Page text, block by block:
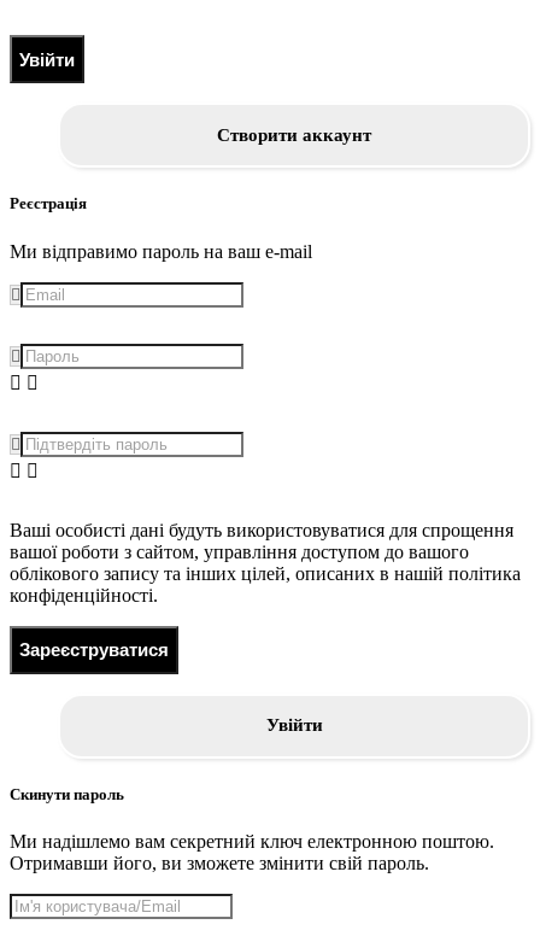
Увійти
Створити аккаунт
Реєстрація
Ми відправимо пароль на ваш e-mail
Ваші особисті дані будуть використовуватися для спрощення
вашої роботи з сайтом, управління доступом до вашого
облікового запису та інших цілей, описаних в нашій політика
конфіденційності.
Зареєструватися
Увійти
Скинути пароль
Ми надішлемо вам секретний ключ електронною поштою.
Отримавши його, ви зможете змінити свій пароль.